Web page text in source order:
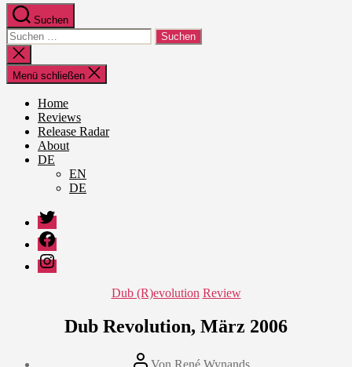
Suchen
Suche
nach:
Suche
schließen
Menü schließen
Home
Reviews
Release Radar
About
DE
EN
DE
Twitter
Facebook
Instagram
Kategorien
Dub (R)evolution Review
Dub Revolution, März 2006
Beitragsautor
Von René Wynands